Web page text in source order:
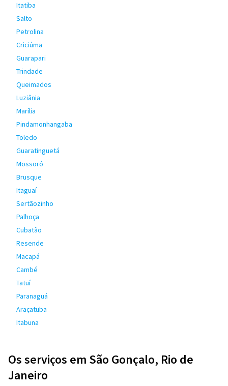
Itatiba
Salto
Petrolina
Criciúma
Guarapari
Trindade
Queimados
Luziânia
Marília
Pindamonhangaba
Toledo
Guaratinguetá
Mossoró
Brusque
Itaguaí
Sertãozinho
Palhoça
Cubatão
Resende
Macapá
Cambé
Tatuí
Paranaguá
Araçatuba
Itabuna
Os serviços em São Gonçalo, Rio de
Janeiro